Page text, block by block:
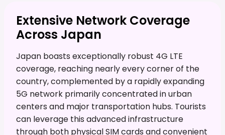
Extensive Network Coverage
Across Japan
Japan boasts exceptionally robust 4G LTE
coverage, reaching nearly every corner of the
country, complemented by a rapidly expanding
5G network primarily concentrated in urban
centers and major transportation hubs. Tourists
can leverage this advanced infrastructure
through both physical SIM cards and convenient